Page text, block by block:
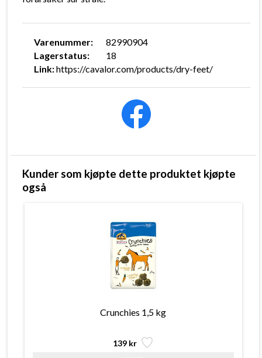
Varenummer:
82990904
Lagerstatus:
18
Link:https://cavalor.com/products/dry-feet/
Kunder som kjøpte dette produktet kjøpte
også
Crunchies 1,5 kg
139 kr